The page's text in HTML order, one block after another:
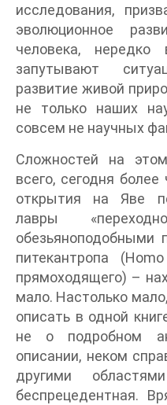
исследования,
эволюционное
человека,
запутывают
развитие живой
не только наших
совсем не научных
Сложностей на
всего, сегодня
открытия на Яве
лавры
обезьяноподобными
питекантропа
прямоходящего) –
мало. Настолько
описать в одной
не о подробном
описании, неком
другими
беспрецедентная.